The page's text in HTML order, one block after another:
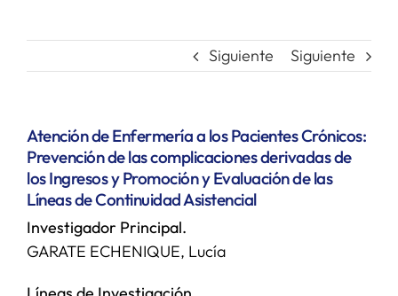
GRUPOS DE INVESTIGACIÓN
PROYECTOS/COLABORACIONES
SERVICIOS
Siguiente Siguiente
Atención de Enfermería a los Pacientes Crónicos:
Prevención de las complicaciones derivadas de
los Ingresos y Promoción y Evaluación de las
Líneas de Continuidad Asistencial
Investigador Principal.
GARATE ECHENIQUE, Lucía